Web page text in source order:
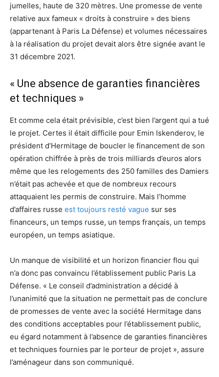
jumelles, haute de 320 mètres. Une promesse de vente
relative aux fameux « droits à construire » des biens
(appartenant à Paris La Défense) et volumes nécessaires
à la réalisation du projet devait alors être signée avant le
31 décembre 2021.
« Une absence de garanties financières
et techniques »
Et comme cela était prévisible, c’est bien l’argent qui a tué
le projet. Certes il était difficile pour Emin Iskenderov, le
président d’Hermitage de boucler le financement de son
opération chiffrée à près de trois milliards d’euros alors
même que les relogements des 250 familles des Damiers
n’était pas achevée et que de nombreux recours
attaquaient les permis de construire. Mais l’homme
d’affaires russe est toujours resté vague sur ses
financeurs, un temps russe, un temps français, un temps
européen, un temps asiatique.
Un manque de visibilité et un horizon financier flou qui
n’a donc pas convaincu l’établissement public Paris La
Défense. « Le conseil d’administration a décidé à
l’unanimité que la situation ne permettait pas de conclure
de promesses de vente avec la société Hermitage dans
des conditions acceptables pour l’établissement public,
eu égard notamment à l’absence de garanties financières
et techniques fournies par le porteur de projet », assure
l’aménageur dans son communiqué.